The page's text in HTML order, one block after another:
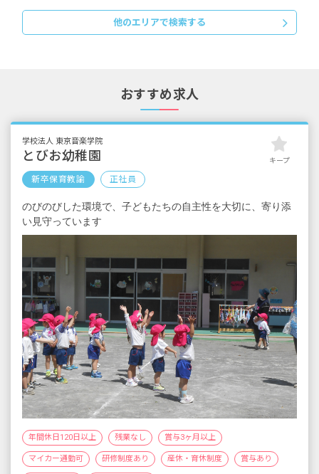
給食指導手当 4,000円
※調整・特業・処遇改善手当含む
・内訳（2年制）
基本給 142,300円
給食指導手当 4,000円
・内訳（3年制）
特殊業務手当 14,590円
処遇改善手当 22,000円
給食指導手当 4,000円
・別途支給手当
通勤手当 全額支給（月上限150,000円）
住宅手当 月上限22,000円
扶養手当 配偶者7,000円／月、第1子10,000円
／月ほか
超過勤務手当（基本給に応じて支給）
給食指導手当 1食200円
賞与年2回（6月／12月）昨年実績：計4.45カ
月分
他のエリアで検索する
おすすめ求人
学校法人 東京音楽学院
とびお幼稚園
新卒保育教諭 正社員
キープ
のびのびした環境で、子どもたちの自主性を大切に、寄り添
い見守っています
年間休日120日以上 残業なし 賞与3ヶ月以上
マイカー通勤可 研修制度あり 産休・育休制度 賞与あり